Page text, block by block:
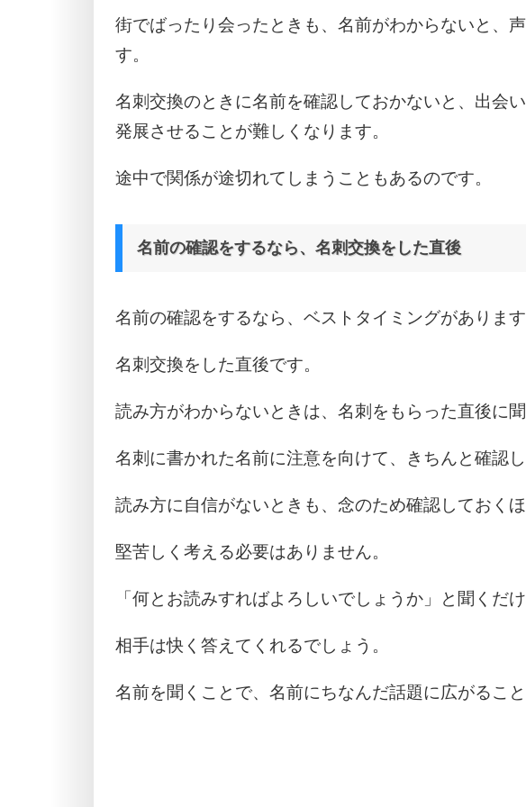
街でばったり会ったときも、名前がわからないと、
す。
名刺交換のときに名前を確認しておかないと、出会
発展させることが難しくなります。
途中で関係が途切れてしまうこともあるのです。
名前の確認をするなら、名刺交換をした直後
名前の確認をするなら、ベストタイミングがあります
名刺交換をした直後です。
読み方がわからないときは、名刺をもらった直後に聞
名刺に書かれた名前に注意を向けて、きちんと確認し
読み方に自信がないときも、念のため確認しておくほ
堅苦しく考える必要はありません。
「何とお読みすればよろしいでしょうか」と聞くだけ
相手は快く答えてくれるでしょう。
名前を聞くことで、名前にちなんだ話題に広がること